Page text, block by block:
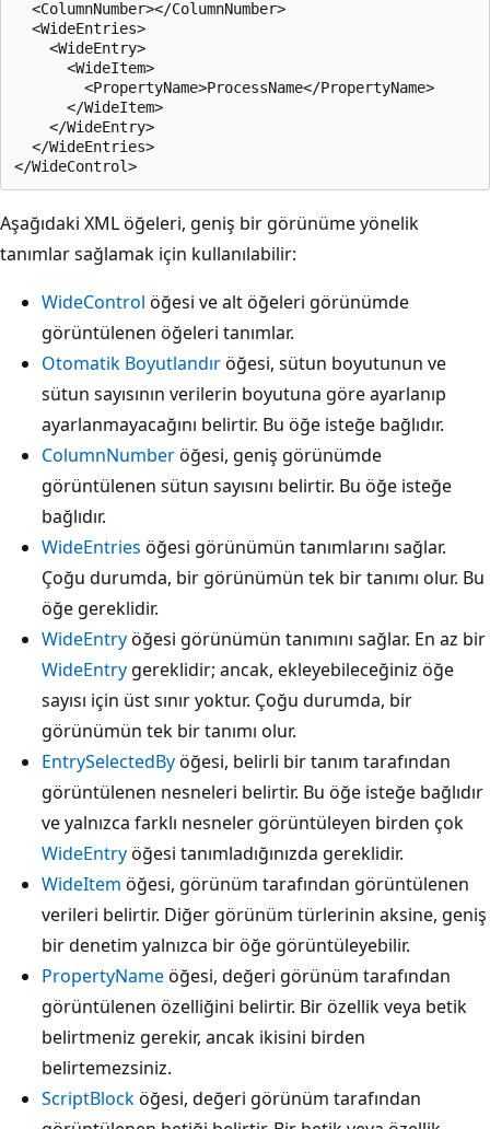
  <ColumnNumber></ColumnNumber>
  <WideEntries>
    <WideEntry>
      <WideItem>
        <PropertyName>ProcessName</PropertyName>
      </WideItem>
    </WideEntry>
  </WideEntries>
Aşağıdaki XML öğeleri, geniş bir görünüme yönelik
tanımlar sağlamak için kullanılabilir:
WideControl öğesi ve alt öğeleri görünümde
görüntülenen öğeleri tanımlar.
Otomatik Boyutlandıröğesi, sütun boyutunun ve
sütun sayısının verilerin boyutuna göre ayarlanıp
ayarlanmayacağını belirtir. Bu öğe isteğe bağlıdır.
ColumnNumberöğesi, geniş görünümde
görüntülenen sütun sayısını belirtir. Bu öğe isteğe
bağlıdır.
WideEntries öğesi görünümün tanımlarını sağlar.
Çoğu durumda, bir görünümün tek bir tanımı olur. Bu
öğe gereklidir.
WideEntryöğesi görünümün tanımını sağlar. En az bir
WideEntry gereklidir; ancak, ekleyebileceğiniz öğe
sayısı için üst sınır yoktur. Çoğu durumda, bir
görünümün tek bir tanımı olur.
EntrySelectedByöğesi, belirli bir tanım tarafından
görüntülenen nesneleri belirtir. Bu öğe isteğe bağlıdır
ve yalnızca farklı nesneler görüntüleyen birden çok
WideEntryöğesi tanımladığınızda gereklidir.
WideItem öğesi, görünüm tarafından görüntülenen
verileri belirtir. Diğer görünüm türlerinin aksine, geniş
bir denetim yalnızca bir öğe görüntüleyebilir.
PropertyNameöğesi, değeri görünüm tarafından
görüntülenen özelliğini belirtir. Bir özellik veya betik
belirtmeniz gerekir, ancak ikisini birden
belirtemezsiniz.
ScriptBlocköğesi, değeri görünüm tarafından